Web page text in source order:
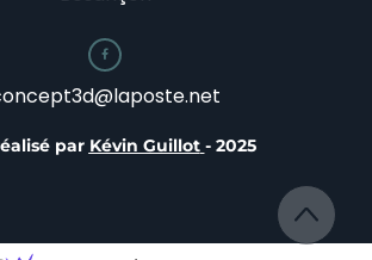

par Kévin Guillot - 2025